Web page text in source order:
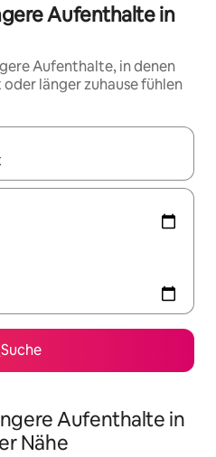
Aufenthalte in
Aufenthalte, in denen
länger zuhause fühlen
sind, navigiere mit den
Suche
Aufenthalte in
Nähe